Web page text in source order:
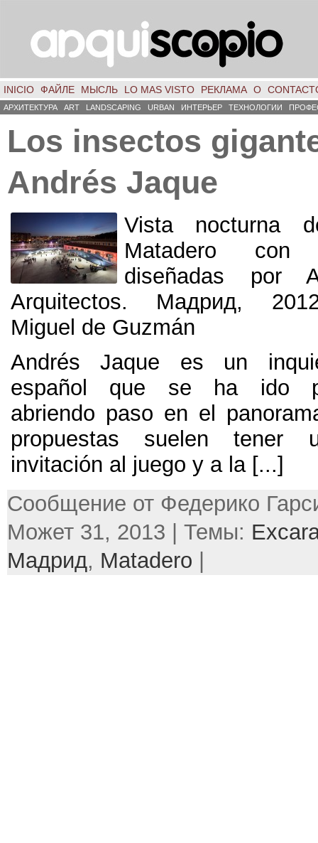
INICIO ФАЙЛЕ МЫСЛЬ LO MAS VISTO РЕКЛАМА О
АРХИТЕКТУРА ART LANDSCAPING URBAN ИНТЕРЬЕР ТЕХНОЛОГИИ
Los insectos
Andrés Jaque
Vista nocturna
Matadero
diseñadas por
Arquitectos. Мадрид,
Miguel de Guzmán
Andrés Jaque es un
español que se ha ido
abriendo paso en el
propuestas suelen tener
invitación al juego y a la[...]
Сообщение от Федерико
Может 31, 2013 | Темы:
Мадрид, Matadero